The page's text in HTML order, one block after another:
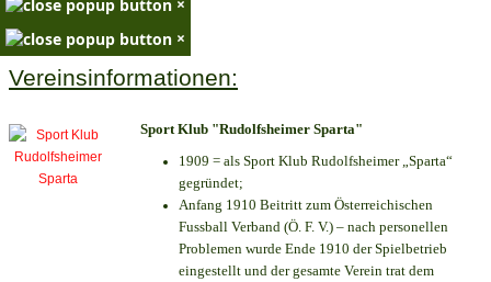
×
Vereinsinformationen:
Sport Klub "Rudolfsheimer Sparta"
1909 = als Sport Klub Rudolfsheimer „Sparta“
gegründet;
Anfang 1910 Beitritt zum Österreichischen
Fussball Verband (Ö. F. V.) – nach personellen
Problemen wurde Ende 1910 der Spielbetrieb
eingestellt und der gesamte Verein trat dem